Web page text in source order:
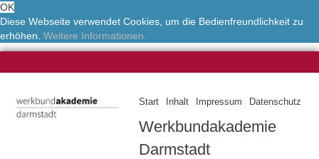
OK
Diese Webseite verwendet Cookies, um die Bedienfreundlichkeit zu
erhöhen. Weitere Informationen.
Start Inhalt Impressum Datenschutz
Werkbundakademie
Darmstadt